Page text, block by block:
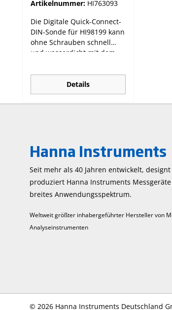
Artikelnummer: HI763093
Die Digitale Quick-Connect-
DIN-Sonde für HI98199 kann
ohne Schrauben schnell
und wasserdicht mit dem
werden und misst
Leitfähigkeit, TDS
(Gesamtgehalt gelöster
Stoffe), Widerstand,
mit HI98199: Ein-Punkt-
Kalibrierung, wählbar aus 6
Standard-Punkten
Temperaturkompensation
automatische
Temperaturkompensation
Temperaturkoeffizient von
0.00 bis 6.00%/°C
Details
Hanna Instruments
Seit mehr als 40 Jahren entwickelt,
produziert Hanna Instruments
breites Anwendungs­spektrum.
Weltweit größter inhabergeführter Hersteller von
Analyseinstrumenten
© 2026 Hanna Instruments Deutschland